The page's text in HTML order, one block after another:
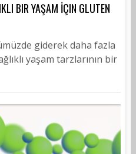
BIR YAŞAM İÇIN GLUTEN
giderek daha fazla
yaşam tarzlarının bir